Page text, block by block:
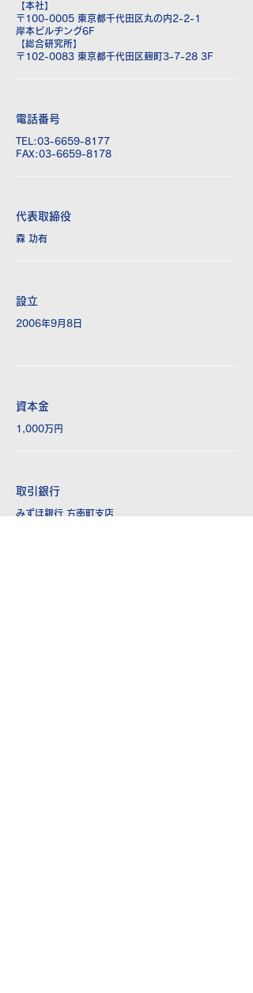
【本社】
〒100-0005 東京都千代田区丸の内2-2-1
岸本ビルヂング6F
​【総合研究所】
〒102-0083 東京都千代田区麹町3-7-28 3F
電話番号
TEL:03-6659-8177
FAX:03-6659-8178
代表取締役
森 功有
設立
2006年9月8日
資本金
1,000万円
取引銀行
みずほ銀行 方南町支店